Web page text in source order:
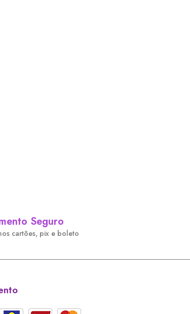
Seguro
cartões, pix e boleto